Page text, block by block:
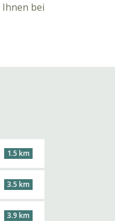
bei
1.5 km
3.5 km
3.9 km